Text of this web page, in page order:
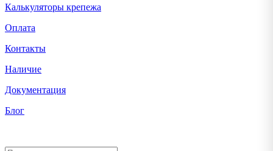
Калькуляторы крепежа
Оплата
Контакты
Наличие
Документация
Блог